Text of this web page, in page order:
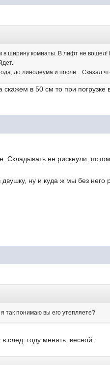
ширину комнаты. В лифт не
до линолеума и после... Сказал
в 50 см то при
не рискнули,
ну и куда ж мы без
так понимаю вы его утепляете?
след. году менять, весной.